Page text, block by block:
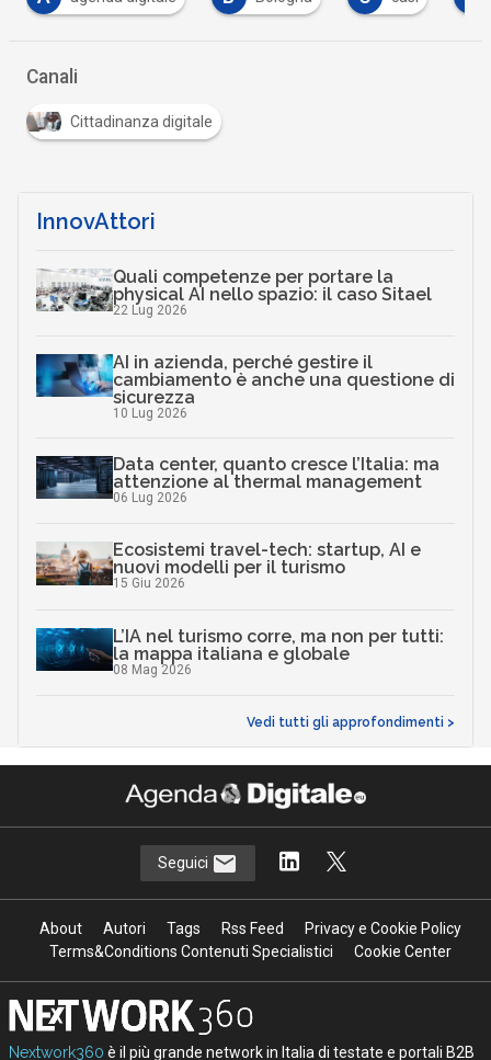
Canali
Cittadinanza digitale
InnovAttori
Quali competenze per portare la
physical AI nello spazio: il caso Sitael
22 Lug 2026
AI in azienda, perché gestire il
cambiamento è anche una questione di
sicurezza
10 Lug 2026
Data center, quanto cresce l’Italia: ma
attenzione al thermal management
06 Lug 2026
Ecosistemi travel-tech: startup, AI e
nuovi modelli per il turismo
15 Giu 2026
L’IA nel turismo corre, ma non per tutti:
la mappa italiana e globale
08 Mag 2026
Vedi tutti gli approfondimenti >
Seguici
About Autori Tags Rss Feed
Privacy e Cookie Policy
Terms&Conditions Contenuti Specialistici
Cookie Center
Nextwork360 è il più grande network in Italia di testate e portali B2B